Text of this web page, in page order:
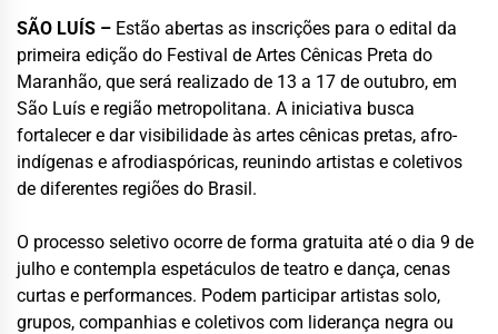
SÃO LUÍS – Estão abertas as inscrições para o edital da
primeira edição do Festival de Artes Cênicas Preta do
Maranhão, que será realizado de 13 a 17 de outubro, em
São Luís e região metropolitana. A iniciativa busca
fortalecer e dar visibilidade às artes cênicas pretas, afro-
indígenas e afrodiaspóricas, reunindo artistas e coletivos
de diferentes regiões do Brasil.
O processo seletivo ocorre de forma gratuita até o dia 9 de
julho e contempla espetáculos de teatro e dança, cenas
curtas e performances. Podem participar artistas solo,
grupos, companhias e coletivos com liderança negra ou